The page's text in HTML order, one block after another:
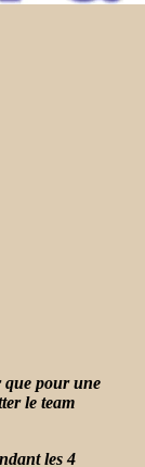
que pour une
le team
les 4